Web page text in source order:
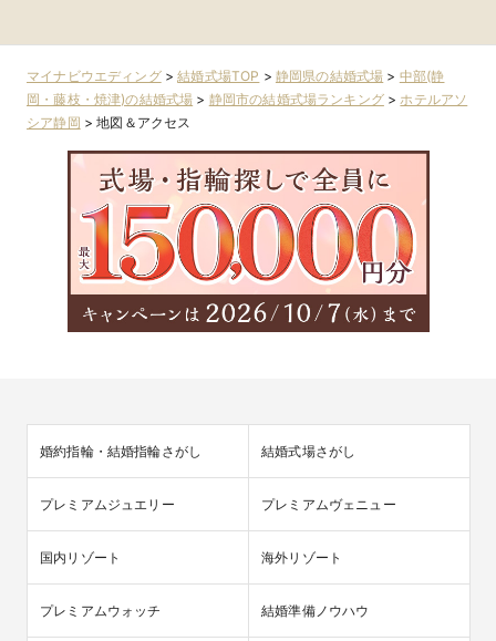
マイナビウエディング>結婚式場TOP > 静岡県の結婚式場 > 中部(静
岡・藤枝・焼津)の結婚式場 > 静岡市の結婚式場ランキング>ホテルアソ
シア静岡 >地図＆アクセス
婚約指輪・結婚指輪さがし 結婚式場さがし
プレミアムジュエリー プレミアムヴェニュー
国内リゾート 海外リゾート
プレミアムウォッチ 結婚準備ノウハウ